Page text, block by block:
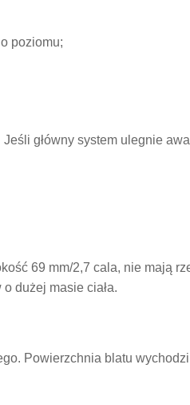
poziomu;
główny system ulegnie
69 mm/2,7 cala, nie mają
dużej masie ciała.
Powierzchnia blatu